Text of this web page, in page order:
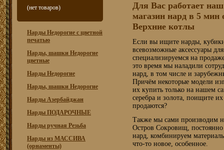
(нет товаров)
Нарды Недорогие с цветной
печатью
Нарды, шашки Недорогие
цветные
Нарды Недорогие
Нарды, шашки Недорогие
Нарды Азербайджан
Нарды ПОДАРОЧНЫЕ
Нарды ручная Резьба
Нарды из МАССИВА
(орнаменты)
Для Вас работает
магазин нард в 5
Верхние котлы
Если вы ищите нарды,
всевозможные аксессуары
специализируемся на
это время мы наладили
нард, в том числе и
Причём некоторые модели
их купить только на нашем
серебра и золота, поищите
продаются?
Также мы сами производим
Остров Сокровищ,
нард, комбинируем
что-то новое, особенное.